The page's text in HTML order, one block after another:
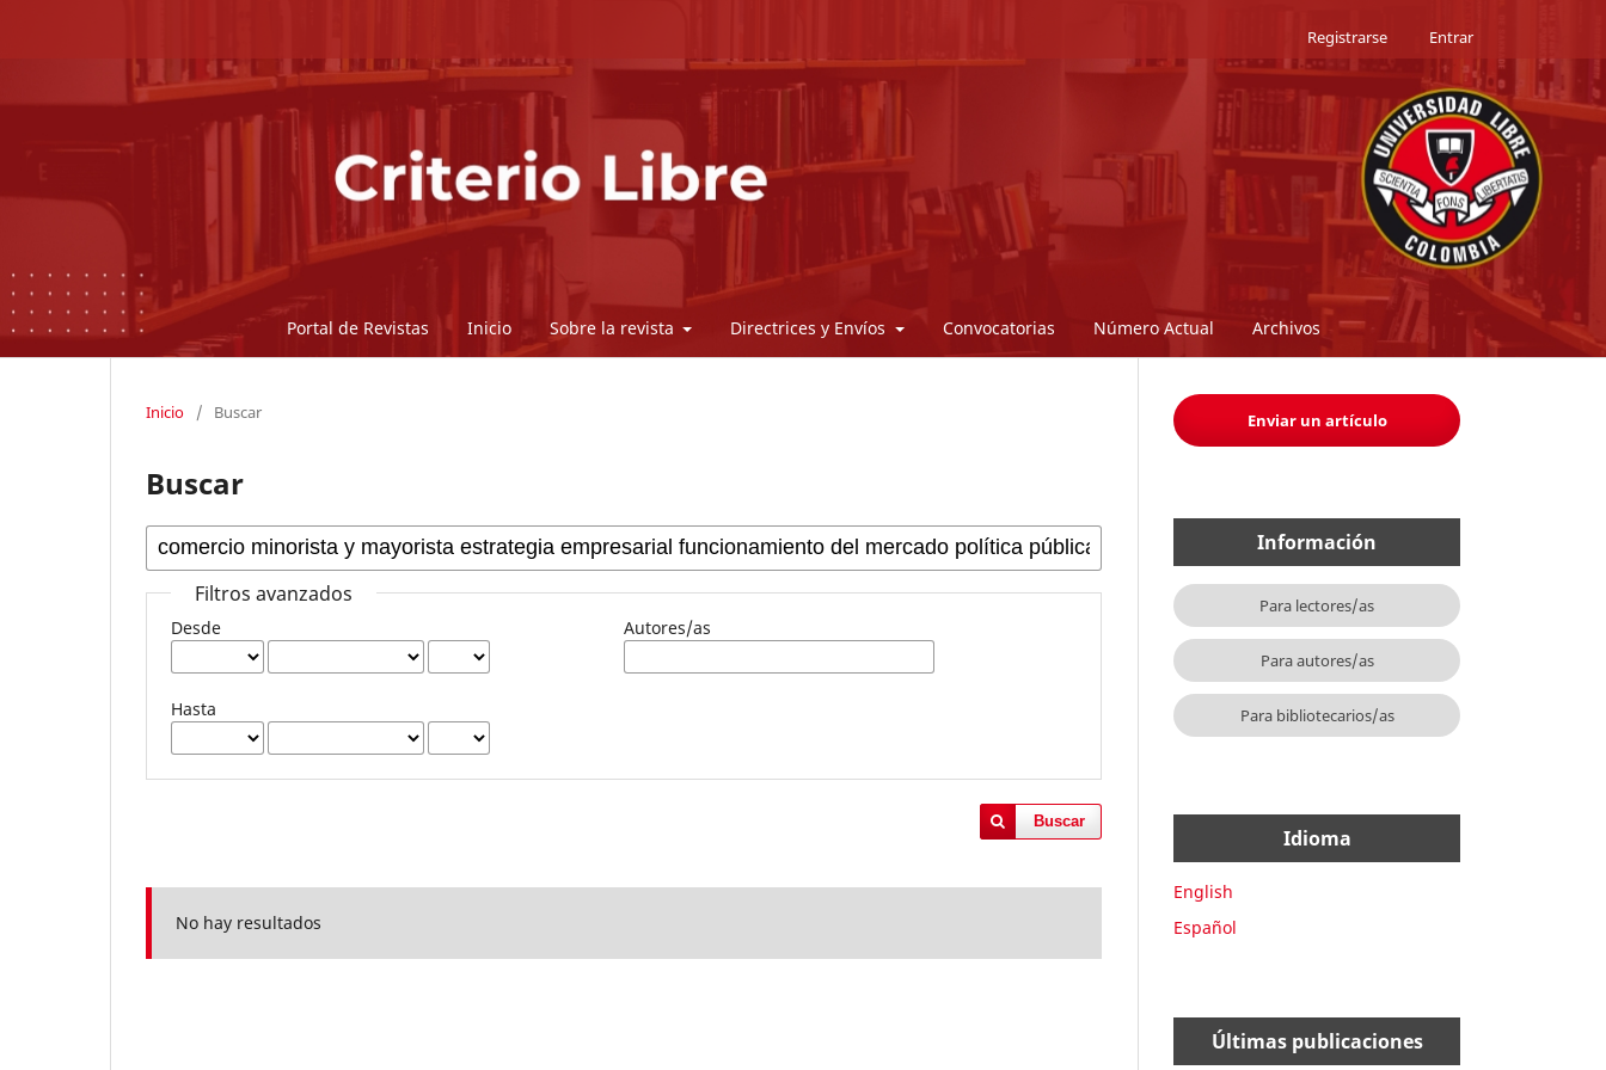
Portal de Revistas Inicio Sobre la revista Directrices y Envíos Convocatorias Número Actual Archivos
Registrarse Entrar
Inicio / Buscar
Buscar
Filtros avanzados
Desde
Hasta
Autores/as
Buscar
No hay resultados
Enviar un artículo
Información
Para lectores/as
Para autores/as
Para bibliotecarios/as
Idioma
English
Español
Últimas publicaciones